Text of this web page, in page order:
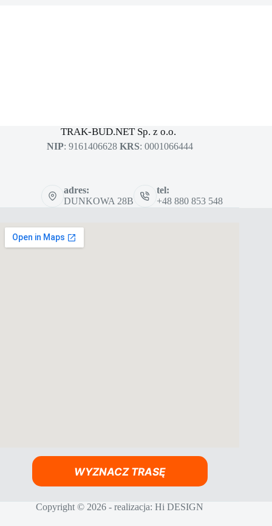
TRAK-BUD.NET Sp. z o.o.
NIP: 9161406628 KRS: 0001066444
adres:
DUNKOWA 28B
tel:
+48 880 853 548
WYZNACZ TRASĘ
Copyright © 2026 - realizacja:Hi DESIGN